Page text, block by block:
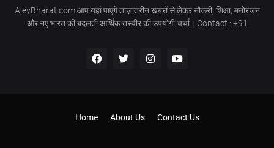
AjeyBharat.com आप यहां पाएंगे ताज़ातरीन खबरों से लेकर नौकरी, शिक्षा, मनोरंजन
और नए भारत की बदलती आर्थिक तस्वीर की उपयोगी चर्चा। Contact : +91
Home About Us Contact Us